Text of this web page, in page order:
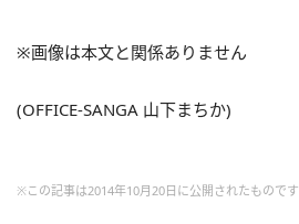
※画像は本文と関係ありません
(OFFICE-SANGA 山下まちか)
※この記事は2014年10月20日に公開されたものです